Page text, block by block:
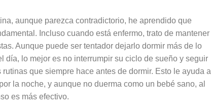
aunque parezca contradictorio, he aprendido que
Incluso cuando está enfermo, trato de mantener
Aunque puede ser tentador dejarlo dormir más de lo
día, lo mejor es no interrumpir su ciclo de sueño y seguir
que siempre hace antes de dormir. Esto le ayuda a
la noche, y aunque no duerma como un bebé sano, al
es más efectivo.